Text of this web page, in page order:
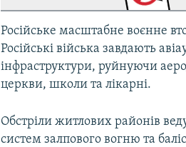
Російське масштабне воєнне
Російські війська завдають
інфраструктури, руйнуючи
церкви, школи та лікарні.
Обстріли житлових районів
систем залпового вогню та